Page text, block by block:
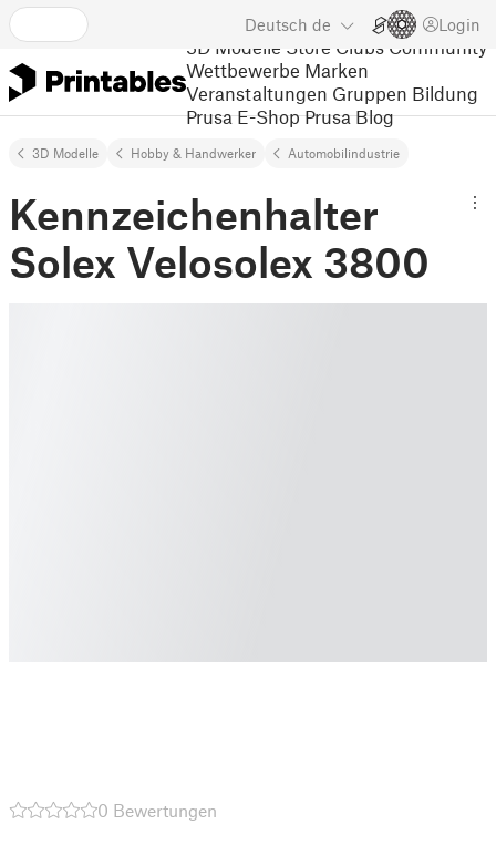
Deutsch de Login
3D Modelle Store Clubs Community
Wettbewerbe Marken
Veranstaltungen Gruppen Bildung
Prusa E-Shop Prusa Blog
3D Modelle Hobby & Handwerker Automobilindustrie
Kennzeichenhalter
Solex Velosolex 3800
0 Bewertungen